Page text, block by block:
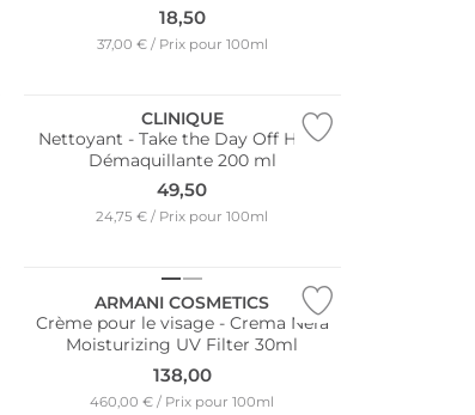
18,50
37,00 € / Prix pour 100ml
CLINIQUE
Nettoyant - Take the Day Off Huile
Démaquillante 200 ml
49,50
24,75 € / Prix pour 100ml
ARMANI COSMETICS
Crème pour le visage - Crema Nera
Moisturizing UV Filter 30ml
138,00
460,00 € / Prix pour 100ml